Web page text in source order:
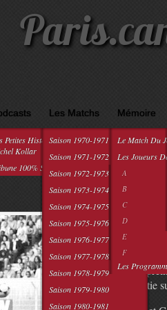
Petites Histoires De
Kollar
100% Supporters
Les Matchs
Saison 1970-1971
Saison 1971-1972
Saison 1972-1973
Saison 1973-1974
Saison 1974-1975
Saison 1975-1976
Saison 1976-1977
Saison 1977-1978
Saison 1978-1979
Saison 1979-1980
Saison 1980-1981
Mémoire
Le Match Du
Les Joueurs
A
B
C
D
E
F
Les
1978 : PSG-PFC,
Premier vrai derby
PSG et son cousin du
promu. 25.000
Parc des Princes et le
marquer de son
afficher sa suprématie